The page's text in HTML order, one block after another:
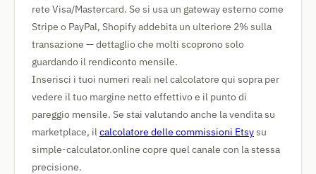
rete Visa/Mastercard. Se si usa un gateway esterno come
Stripe o PayPal, Shopify addebita un ulteriore 2% sulla
transazione — dettaglio che molti scoprono solo
guardando il rendiconto mensile.
Inserisci i tuoi numeri reali nel calcolatore qui sopra per
vedere il tuo margine netto effettivo e il punto di
pareggio mensile. Se stai valutando anche la vendita su
marketplace, ilcalcolatore delle commissioni Etsysu
simple-calculator.online copre quel canale con la stessa
precisione.